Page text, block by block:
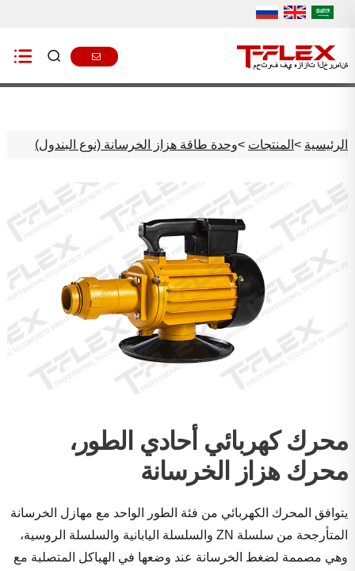
الرئيسية >المنتجات >وحدة طاقة هزاز الخرسانة (نوع البندول)
محرك كهربائي أحادي الطور،
محرك هزاز الخرسانة
يتوافق المحرك الكهربائي من فئة الطور الواحد مع مهازل الخرسانة
المتأرجحة من سلسلة ZN والسلسلة اليابانية والسلسلة الروسية،
وهي مصممة لضغط الخرسانة عند وضعها في الهياكل المتصلبة مع